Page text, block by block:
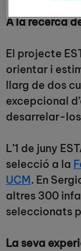
A la recerca
El projecte
orientar i
llarg de dos
excepcional
desarrelar-
L’1 de juny
selecció a la
UCM. En
altres 300
seleccionats
La seva